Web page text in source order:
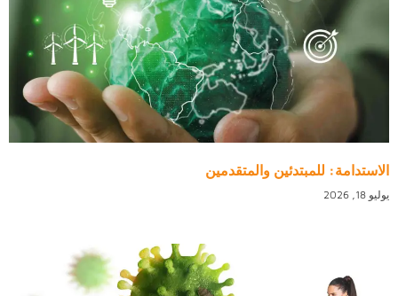
الاستدامة: للمبتدئين والمتقدمين
يوليو 18, 2026